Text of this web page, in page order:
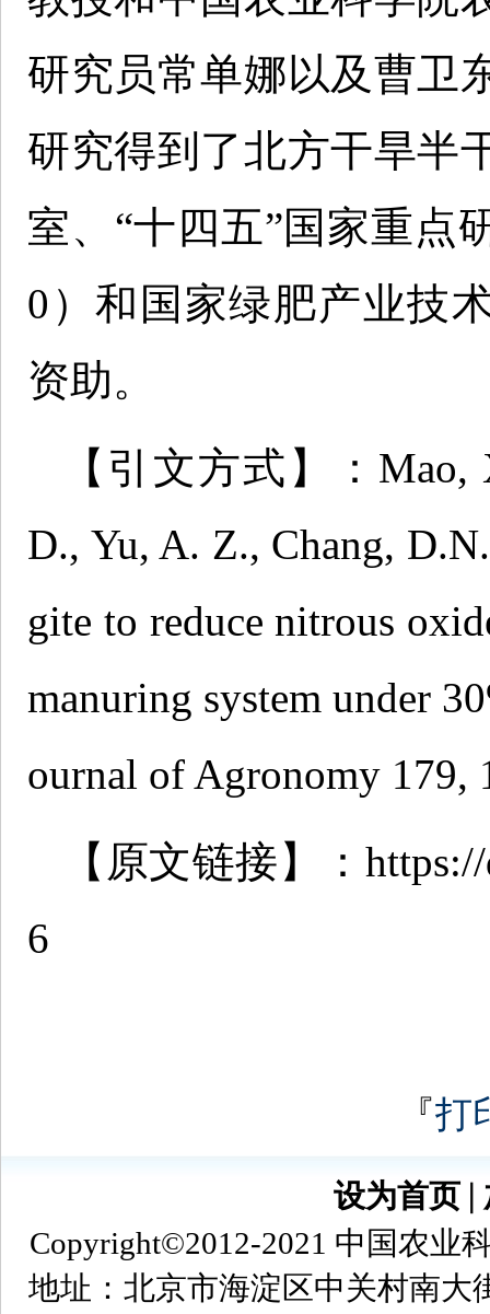
研究员常单娜以及曹卫
研究得到了北方干旱半
室、“十四五”国家重点
0）和国家绿肥产业技
资助。
【引文方式】：Mao,
D., Yu, A. Z., Chang,
gite to reduce nitrous
manuring system under
ournal of Agronomy 179,
【原文链接】：
6
『打
设为首页
Copyright©2012-2021 中国农业
地址：北京市海淀区中关村南大